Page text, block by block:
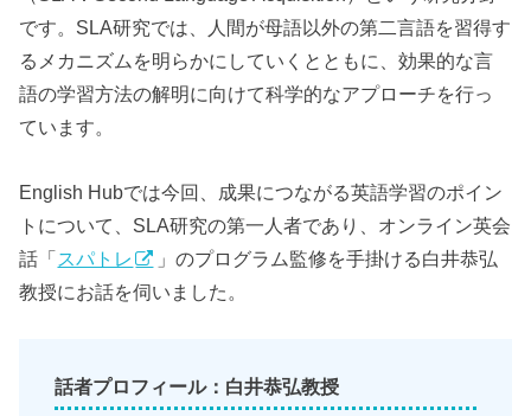
です。SLA研究では、人間が母語以外の第二言語を習得す
るメカニズムを明らかにしていくとともに、効果的な言
語の学習方法の解明に向けて科学的なアプローチを行っ
ています。
English Hubでは今回、成果につながる英語学習のポイン
トについて、SLA研究の第一人者であり、オンライン英会
話「スパトレ
」のプログラム監修を手掛ける白井恭弘
教授にお話を伺いました。
話者プロフィール：白井恭弘教授